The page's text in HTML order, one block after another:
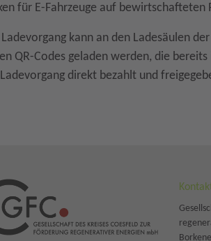
für E-Fahrzeuge auf
Ladevorgang kann an den Ladesäulen
QR-Codes geladen werden, die
direkt bezahlt und